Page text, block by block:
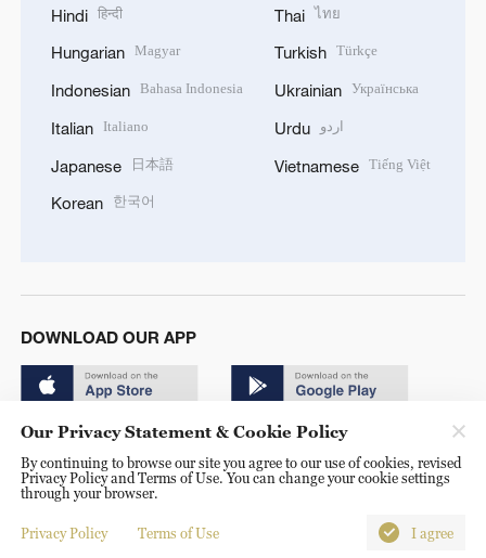
Hindi हिन्दी
Hungarian Magyar
Indonesian Bahasa Indonesia
Italian Italiano
Japanese 日本語
Korean 한국어
Thai ไทย
Turkish Türkçe
Ukrainian Українська
Urdu اردو
Vietnamese Tiếng Việt
DOWNLOAD OUR APP
© China Radio International.CRI. All Rights Reserved. 16A
Shijingshan Road, Beijing, China. 100040
Our Privacy Statement & Cookie Policy
By continuing to browse our site you agree to our use of cookies, revised
Privacy Policy and Terms of Use. You can change your cookie settings
through your browser.
Privacy Policy Terms of Use I agree